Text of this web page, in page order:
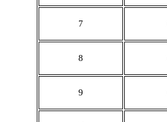
7
8
9